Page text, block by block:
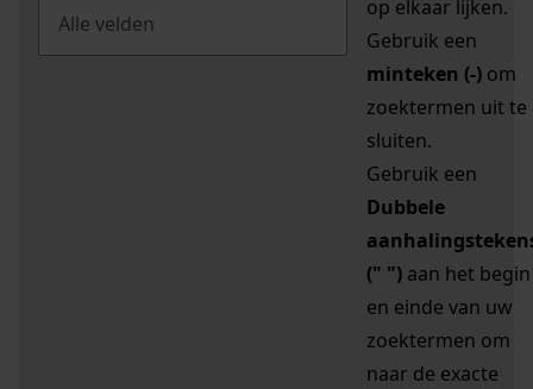
op elkaar lijken.
Gebruik een
minteken (-) om
zoektermen uit te
sluiten.
Gebruik een
Dubbele
(" ") aan het begin
en einde van uw
zoektermen om
naar de exacte